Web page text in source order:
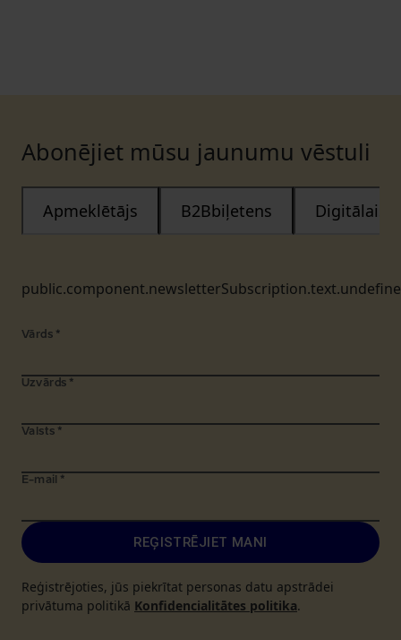
Abonējiet mūsu jaunumu vēstuli
Apmeklētājs B2Bbiļetens Digitālais
Vārds *
Uzvārds *
Valsts *
E-mail *
REĢISTRĒJIET MANI
Reģistrējoties, jūs piekrītat personas datu apstrādei
privātuma politikā Konfidencialitātes politika.